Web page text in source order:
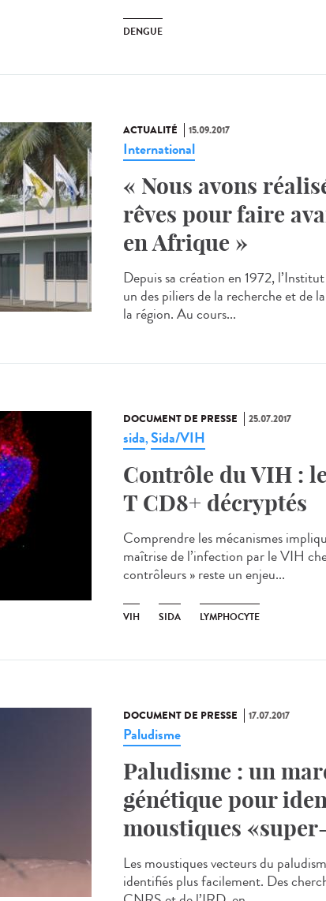
DENGUE
ACTUALITÉ 15.09.2017
International
« Nous avons
rêves pour faire
en Afrique »
Depuis sa création en 1972,
un des piliers de la recherche et de
la région. Au cours...
DOCUMENT DE PRESSE 25.07.2017
sida,Sida/VIH
Contrôle du VIH :
T CD8+ décryptés
Comprendre les mécanismes
maîtrise de l’infection par le VIH
contrôleurs » reste un enjeu...
VIH SIDA LYMPHOCYTE
DOCUMENT DE PRESSE 17.07.2017
Paludisme
Paludisme : un
génétique pour
moustiques
Les moustiques vecteurs du
identifiés plus facilement. Des